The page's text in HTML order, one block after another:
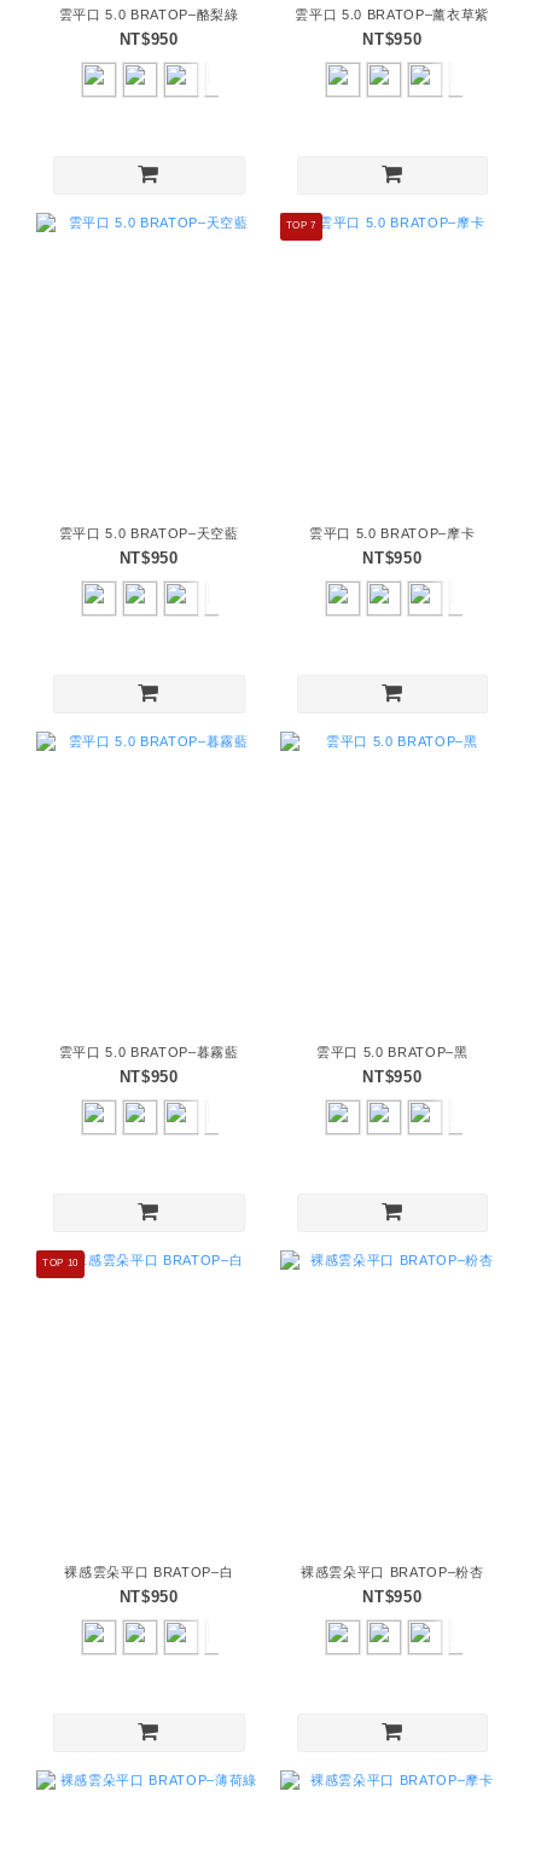
雲平口 5.0 BRATOP–酪梨綠
NT$950
雲平口 5.0 BRATOP–薰衣草紫
NT$950
雲平口 5.0 BRATOP–天空藍
NT$950
TOP 7
雲平口 5.0 BRATOP–摩卡
NT$950
雲平口 5.0 BRATOP–暮霧藍
NT$950
雲平口 5.0 BRATOP–黑
NT$950
TOP 10
裸感雲朵平口 BRATOP–白
NT$950
裸感雲朵平口 BRATOP–粉杏
NT$950